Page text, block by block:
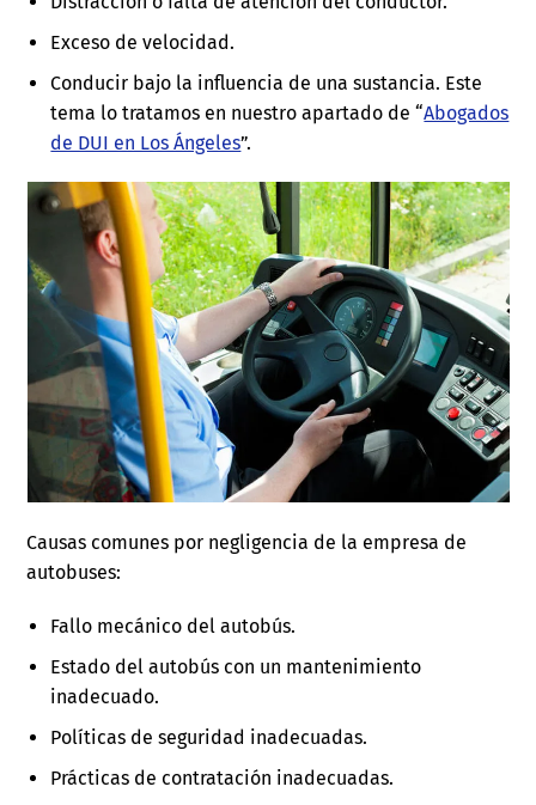
Exceso de velocidad.
Conducir bajo la influencia de una sustancia. Este
tema lo tratamos en nuestro apartado de “Abogados
de DUI en Los Ángeles”.
Causas comunes por negligencia de la empresa de
autobuses:
Fallo mecánico del autobús.
Estado del autobús con un mantenimiento
inadecuado.
Políticas de seguridad inadecuadas.
Prácticas de contratación inadecuadas.